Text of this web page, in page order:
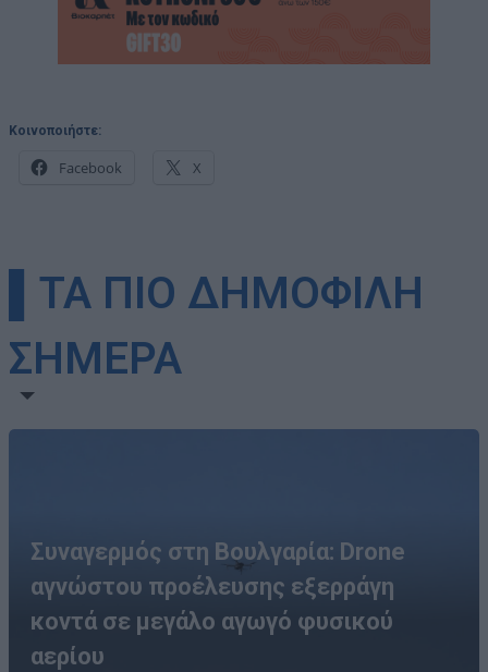
Κοινοποιήστε:
Facebook X
▌ΤΑ ΠΙΟ ΔΗΜΟΦΙΛΗ
ΣΗΜΕΡΑ
Συναγερμός στη Βουλγαρία: Drone
αγνώστου προέλευσης εξερράγη
κοντά σε μεγάλο αγωγό φυσικού
αερίου